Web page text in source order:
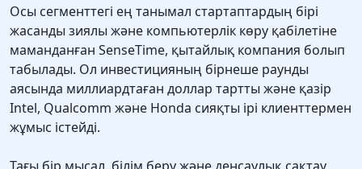
Осы сегменттегі ең танымал стартаптардың бірі
жасанды зиялы және компьютерлік көру қабілетіне
маманданған SenseTime, қытайлық компания болып
табылады. Ол инвестицияның бірнеше раунды
аясында миллиардтаған доллар тартты және қазір
Intel, Qualcomm және Honda сияқты ірі клиенттермен
жұмыс істейді.